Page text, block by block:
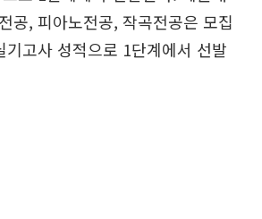
공, 피아노전공, 작곡전공은 모집
기고사 성적으로 1단계에서 선발